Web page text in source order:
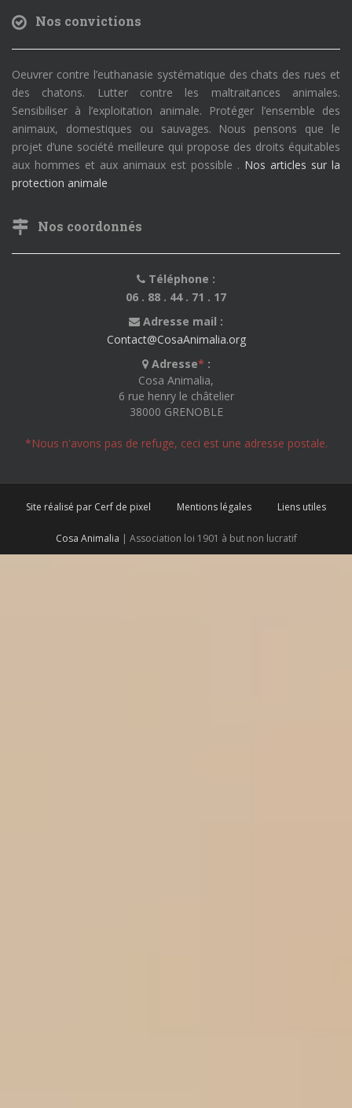
Nos convictions
Oeuvrer contre l’euthanasie systématique des chats des rues et
des chatons. Lutter contre les maltraitances animales.
Sensibiliser à l’exploitation animale. Protéger l’ensemble des
animaux, domestiques ou sauvages. Nous pensons que le
projet d’une société meilleure qui propose des droits équitables
aux hommes et aux animaux est possible . Nos articles sur la
protection animale
Nos coordonnés
Téléphone :
06 . 88 . 44 . 71 . 17
Adresse mail :
Contact@CosaAnimalia.org
Adresse* :
Cosa Animalia,
6 rue henry le châtelier
38000 GRENOBLE
*Nous n'avons pas de refuge, ceci est une adresse postale.
Site réalisé par Cerf de pixel Mentions légales Liens utiles
Cosa Animalia | Association loi 1901 à but non lucratif